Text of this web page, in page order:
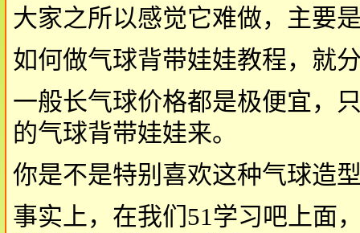
大家之所以感觉它难做，主要
如何做气球背带娃娃教程，就
一般长气球价格都是极便宜，
的气球背带娃娃来。
你是不是特别喜欢这种气球造
事实上，在我们51学习吧上面